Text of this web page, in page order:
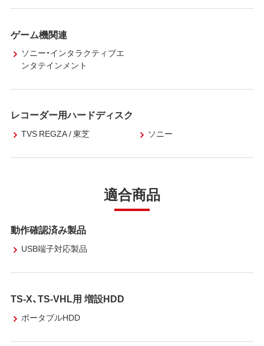
ゲーム機関連
ソニー・インタラクティブエ
ンタテインメント
レコーダー用ハードディスク
TVS REGZA / 東芝 ソニー
適合商品
動作確認済み製品
USB端子対応製品
TS-X、TS-VHL用 増設HDD
ポータブルHDD